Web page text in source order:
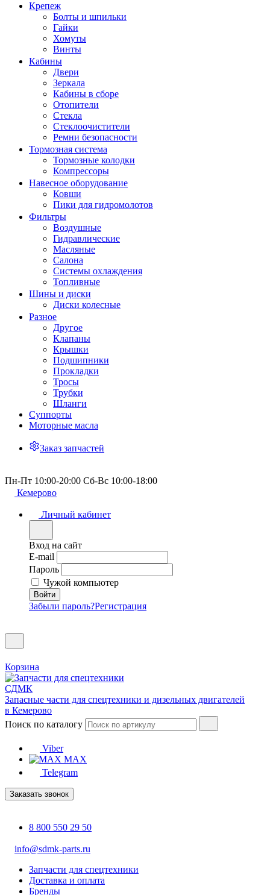
Крепеж
Болты и шпильки
Гайки
Хомуты
Винты
Кабины
Двери
Зеркала
Кабины в сборе
Отопители
Стекла
Стеклоочистители
Ремни безопасности
Тормозная система
Тормозные колодки
Компрессоры
Навесное оборудование
Ковши
Пики для гидромолотов
Фильтры
Воздушные
Гидравлические
Масляные
Салона
Системы охлаждения
Топливные
Шины и диски
Диски колесные
Разное
Другое
Клапаны
Крышки
Подшипники
Прокладки
Тросы
Трубки
Шланги
Суппорты
Моторные масла
Заказ запчастей
Пн-Пт 10:00-20:00 Сб-Вс 10:00-18:00
Кемерово
Личный кабинет
Вход на сайт
E-mail
Пароль
Чужой компьютер
Забыли пароль?Регистрация
Корзина
Запасные части для спецтехники и дизельных двигателей
в Кемерово
Поиск по каталогу
Viber
MAX
Telegram
Заказать звонок
8 800 550 29 50
info@sdmk-parts.ru
Запчасти для спецтехники
Доставка и оплата
Бренды